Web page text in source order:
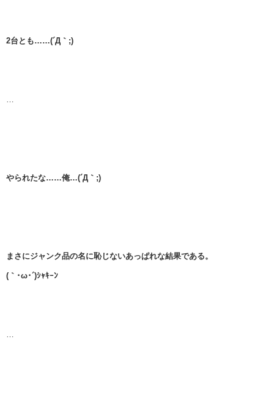
2台とも……(´Д｀;)
…
やられたな……俺…(´Д｀;)
まさにジャンク品の名に恥じないあっぱれな結果である。
(｀･ω･´)ｼｬｷｰﾝ
…